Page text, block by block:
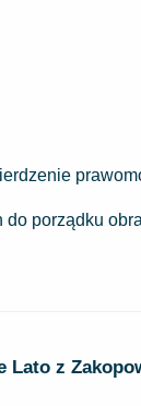
do porządku
Lato z